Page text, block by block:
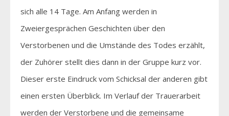
sich alle 14 Tage. Am Anfang werden in
Zweiergesprächen Geschichten über den
Verstorbenen und die Umstände des Todes erzählt,
der Zuhörer stellt dies dann in der Gruppe kurz vor.
Dieser erste Eindruck vom Schicksal der anderen gibt
einen ersten Überblick. Im Verlauf der Trauerarbeit
werden der Verstorbene und die gemeinsame